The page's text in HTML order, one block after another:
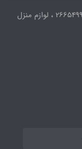
کوله و چمدان 26350784 ، لباس 26654997 ، لوازم منزل